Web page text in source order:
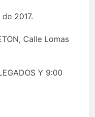
2017.
Calle Lomas
Y 9:00